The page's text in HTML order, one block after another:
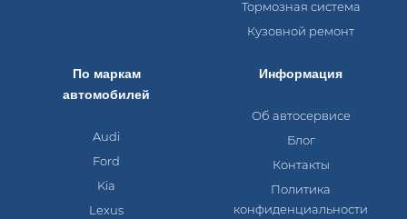
Тормозная система
Кузовной ремонт
По маркам
автомобилей
Audi
Ford
Kia
Lexus
Информация
Об автосервисе
Блог
Контакты
Политика
конфиденциальности